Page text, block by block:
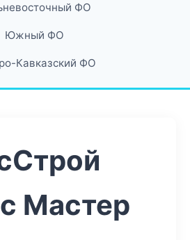
ФО
Южный ФО
Кавказский ФО
Мастер